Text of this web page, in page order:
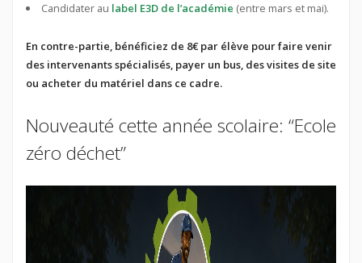
Candidater au label E3D de l’académie (entre mars et mai).
En contre-partie, bénéficiez de 8€ par élève pour faire venir
des intervenants spécialisés, payer un bus, des visites de site
ou acheter du matériel dans ce cadre.
Nouveauté cette année scolaire: “Ecole
zéro déchet”